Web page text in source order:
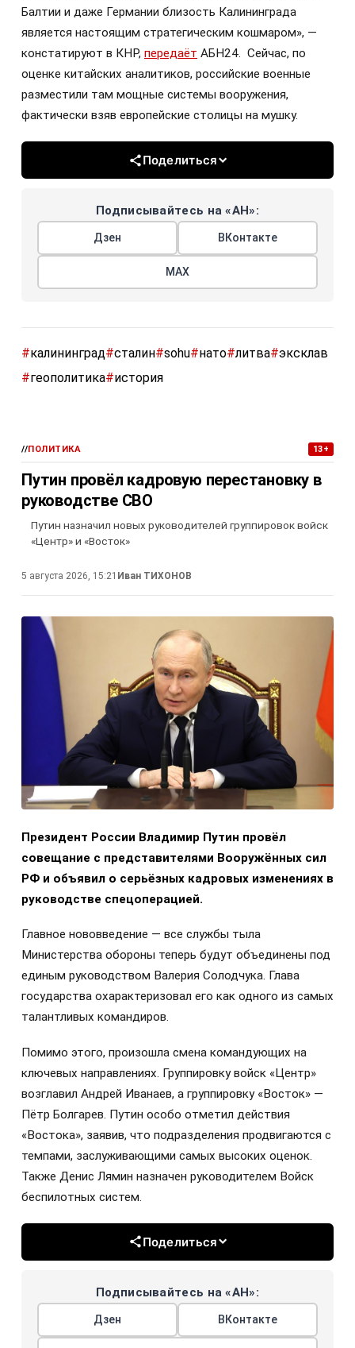
Балтии и даже Германии близость Калининграда
является настоящим стратегическим кошмаром», —
констатируют в КНР, передаёт АБН24. Сейчас, по
оценке китайских аналитиков, российские военные
разместили там мощные системы вооружения,
фактически взяв европейские столицы на мушку.
Поделиться
Подписывайтесь на «АН»:
Дзен ВКонтакте
МАХ
#калининград#сталин#sohu#нато#литва#эксклав
#геополитика#история
//ПОЛИТИКА 13+
Путин провёл кадровую перестановку в
руководстве СВО
Путин назначил новых руководителей группировок войск
«Центр» и «Восток»
5 августа 2026, 15:21 Иван ТИХОНОВ
Президент России Владимир Путин провёл
совещание с представителями Вооружённых сил
РФ и объявил о серьёзных кадровых изменениях в
руководстве спецоперацией.
Главное нововведение — все службы тыла
Министерства обороны теперь будут объединены под
единым руководством Валерия Солодчука. Глава
государства охарактеризовал его как одного из самых
талантливых командиров.
Помимо этого, произошла смена командующих на
ключевых направлениях. Группировку войск «Центр»
возглавил Андрей Иванаев, а группировку «Восток» —
Пётр Болгарев. Путин особо отметил действия
«Востока», заявив, что подразделения продвигаются с
темпами, заслуживающими самых высоких оценок.
Также Денис Лямин назначен руководителем Войск
беспилотных систем.
Поделиться
Подписывайтесь на «АН»:
Дзен ВКонтакте